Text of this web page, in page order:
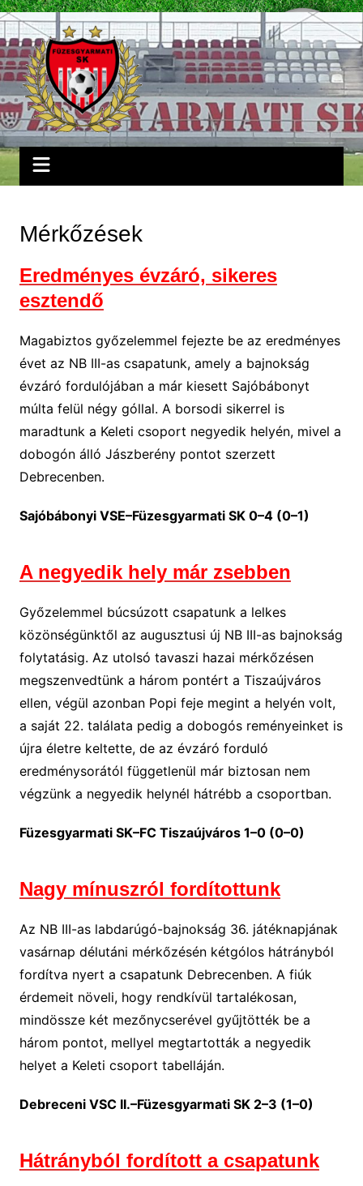
Skip
to
content
Mérkőzések
Eredményes évzáró, sikeres
esztendő
Magabiztos győzelemmel fejezte be az eredményes
évet az NB III-as csapatunk, amely a bajnokság
évzáró fordulójában a már kiesett Sajóbábonyt
múlta felül négy góllal. A borsodi sikerrel is
maradtunk a Keleti csoport negyedik helyén, mivel a
dobogón álló Jászberény pontot szerzett
Debrecenben.
Sajóbábonyi VSE–Füzesgyarmati SK 0–4 (0–1)
A negyedik hely már zsebben
Győzelemmel búcsúzott csapatunk a lelkes
közönségünktől az augusztusi új NB III-as bajnokság
folytatásig. Az utolsó tavaszi hazai mérkőzésen
megszenvedtünk a három pontért a Tiszaújváros
ellen, végül azonban Popi feje megint a helyén volt,
a saját 22. találata pedig a dobogós reményeinket is
újra életre keltette, de az évzáró forduló
eredménysorától függetlenül már biztosan nem
végzünk a negyedik helynél hátrébb a csoportban.
Füzesgyarmati SK–FC Tiszaújváros 1–0 (0–0)
Nagy mínuszról fordítottunk
Az NB III-as labdarúgó-bajnokság 36. játéknapjának
vasárnap délutáni mérkőzésén kétgólos hátrányból
fordítva nyert a csapatunk Debrecenben. A fiúk
érdemeit növeli, hogy rendkívül tartalékosan,
mindössze két mezőnycserével gyűjtötték be a
három pontot, mellyel megtartották a negyedik
helyet a Keleti csoport tabelláján.
Debreceni VSC II.–Füzesgyarmati SK 2–3 (1–0)
Hátrányból fordított a csapatunk